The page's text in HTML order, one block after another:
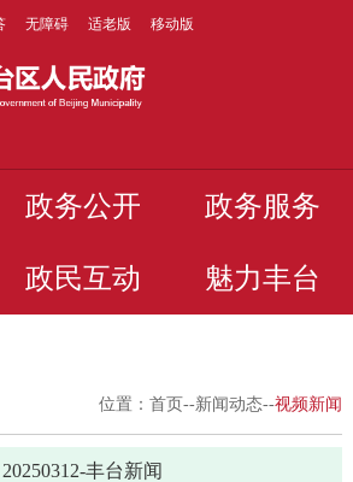
无障碍 适老版 移动版
政务公开 政务服务
政民互动 魅力丰台
位置：首页--新闻动态--视频新闻
20250312-丰台新闻